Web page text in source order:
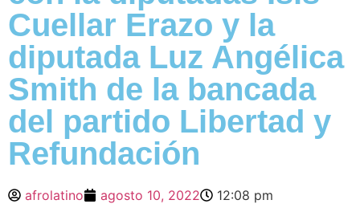
Cuellar Erazo y la
diputada Luz Angélica
Smith de la bancada
del partido Libertad y
Refundación
afrolatino agosto 10, 2022 12:08 pm